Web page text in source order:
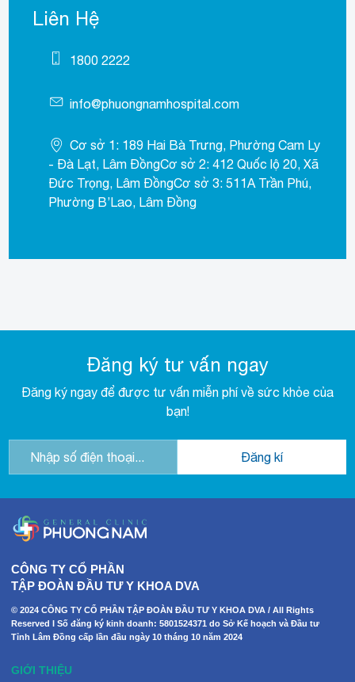
Liên Hệ
1800 2222
info@phuongnamhospital.com
Cơ sở 1: 189 Hai Bà Trưng, Phường Cam Ly
- Đà Lạt, Lâm ĐồngCơ sở 2: 412 Quốc lộ 20, Xã
Đức Trọng, Lâm ĐồngCơ sở 3: 511A Trần Phú,
Phường B’Lao, Lâm Đồng
Đăng ký tư vấn ngay
Đăng ký ngay để được tư vấn miễn phí về sức khỏe của
bạn!
CÔNG TY CỔ PHẦN
TẬP ĐOÀN ĐẦU TƯ Y KHOA DVA
© 2024 CÔNG TY CỔ PHẦN TẬP ĐOÀN ĐẦU TƯ Y KHOA DVA / All Rights
Reserved I Số đăng ký kinh doanh: 5801524371 do Sở Kế hoạch và Đầu tư
Tỉnh Lâm Đồng cấp lần đầu ngày 10 tháng 10 năm 2024
GIỚI THIỆU